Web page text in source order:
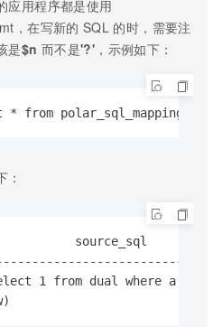
应用程序都是使用
，在写新的 SQL 的时，需要注
是$n 而不是'?' ，示例如下：
* from
：
source_sql
1 from dual where a =